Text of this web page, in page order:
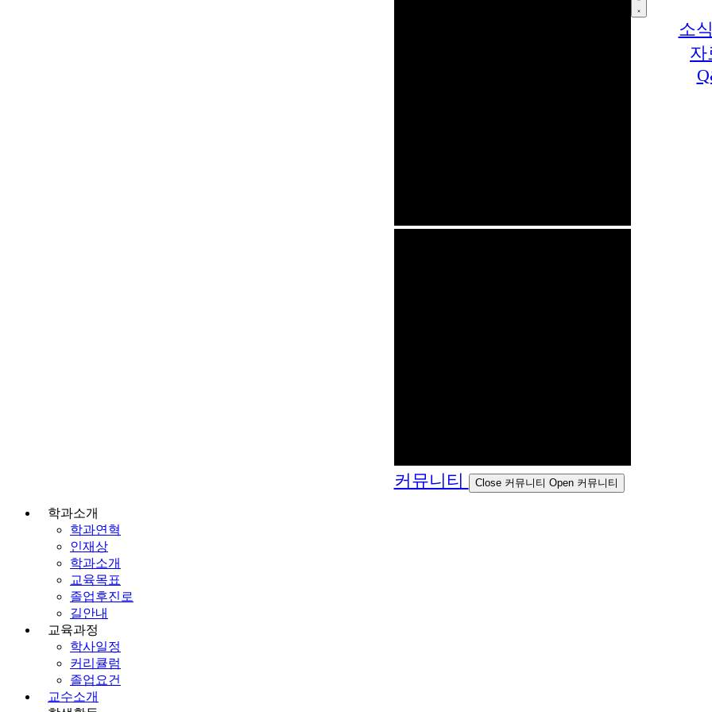
커뮤니티 Close 커뮤니티 Open 커뮤니티
소
자
학과소개
학과연혁
인재상
학과소개
교육목표
졸업후진로
길안내
교육과정
학사일정
커리큘럼
졸업요건
교수소개